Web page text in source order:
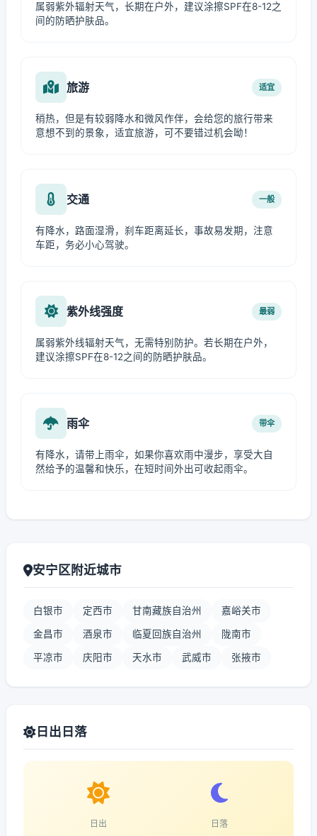
属弱紫外辐射天气，长期在户外，建议涂擦SPF在8-12之
间的防晒护肤品。
旅游 适宜
稍热，但是有较弱降水和微风作伴，会给您的旅行带来
意想不到的景象，适宜旅游，可不要错过机会呦！
交通 一般
有降水，路面湿滑，刹车距离延长，事故易发期，注意
车距，务必小心驾驶。
紫外线强度 最弱
属弱紫外线辐射天气，无需特别防护。若长期在户外，
建议涂擦SPF在8-12之间的防晒护肤品。
雨伞 带伞
有降水，请带上雨伞，如果你喜欢雨中漫步，享受大自
然给予的温馨和快乐，在短时间外出可收起雨伞。
安宁区附近城市
白银市 定西市 甘南藏族自治州 嘉峪关市
金昌市 酒泉市 临夏回族自治州 陇南市
平凉市 庆阳市 天水市 武威市 张掖市
日出日落
日出 日落